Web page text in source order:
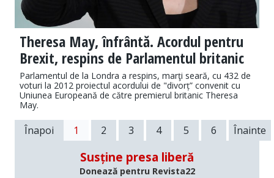
Theresa May, înfrântă. Acordul pentru
Brexit, respins de Parlamentul britanic
Parlamentul de la Londra a respins, marţi seară, cu 432 de
voturi la 2012 proiectul acordului de "divorț” convenit cu
Uniunea Europeană de către premierul britanic Theresa
May.
Înapoi 1 2 3 4 5 6 Înainte
Susține presa liberă
Donează pentru Revista22